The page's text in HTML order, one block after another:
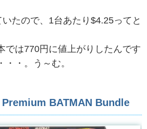
たので、1台あたり$4.25ってと
では770円に値上がりしたんです
・・。う～む。
BATMAN Bundle